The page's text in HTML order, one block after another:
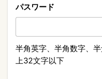
パスワード
半角英字、半角数字、
上32文字以下